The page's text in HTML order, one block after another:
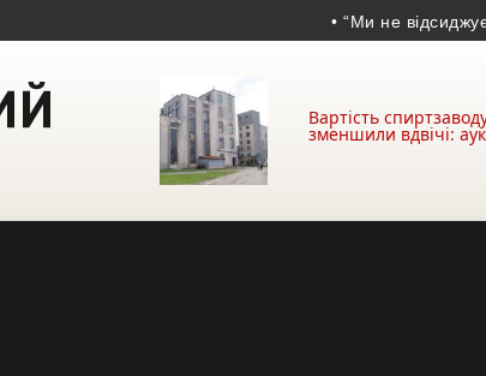
• “Ми не
Вартість
зменшили вдвічі: